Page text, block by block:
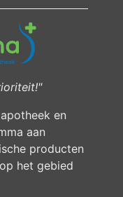
en
aan
producten
het gebied